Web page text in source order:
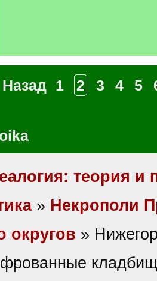
1 2 3 4 5
теория и
» Некрополи
округов »